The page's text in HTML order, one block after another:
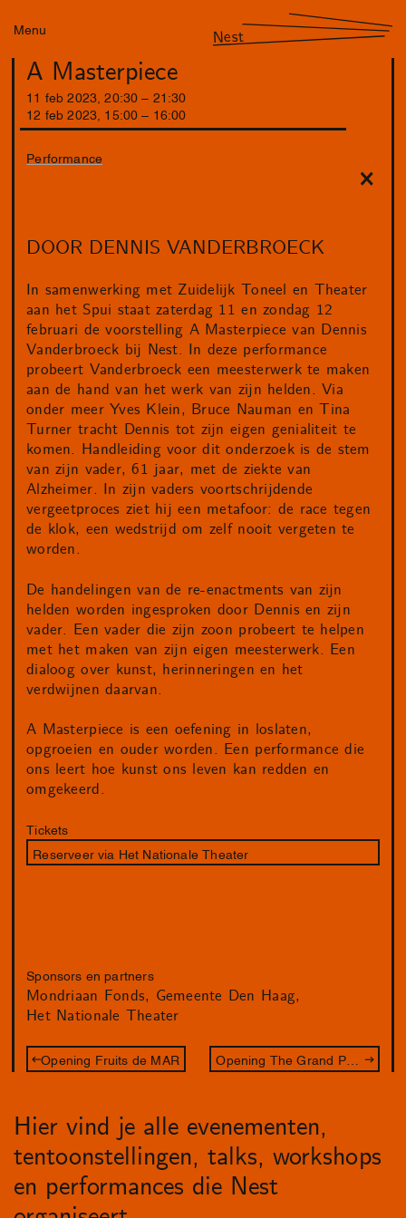
Menu Nest
A Masterpiece
11 feb 2023 ,20:30 21 :30
12 feb 2023 15 :00 16 :00
Performance
DOOR DENNIS VANDERBROECK
In samenwerking met Zuidelijk Toneel en Theater
aan het Spui staat zaterdag 11 en zondag 12
februari de voorstelling A Masterpiece van Dennis
Vanderbroeck bij Nest. In deze performance
probeert Vanderbroeck een meesterwerk te maken
aan de hand van het werk van zijn helden. Via
onder meer Yves Klein, Bruce Nauman en Tina
Turner tracht Dennis tot zijn eigen genialiteit te
komen. Handleiding voor dit onderzoek is de stem
van zijn vader, 61 jaar, met de ziekte van
Alzheimer. In zijn vaders voortschrijdende
vergeetproces ziet hij een metafoor: de race tegen
de klok, een wedstrijd om zelf nooit vergeten te
worden.
De handelingen van de re-enactments van zijn
helden worden ingesproken door Dennis en zijn
vader. Een vader die zijn zoon probeert te helpen
met het maken van zijn eigen meesterwerk. Een
dialoog over kunst, herinneringen en het
verdwijnen daarvan.
A Masterpiece is een oefening in loslaten,
opgroeien en ouder worden. Een performance die
ons leert hoe kunst ons leven kan redden en
omgekeerd.
Tickets
Reserveer via Het Nationale Theater
Sponsors en partners
Mondriaan Fonds
Gemeente Den Haag
Het Nationale Theater
Opening Fruits de MAR Opening The Grand Palace of Everyone
Hier vind je alle evenementen,
tentoonstellingen, talks, workshops
en performances die Nest